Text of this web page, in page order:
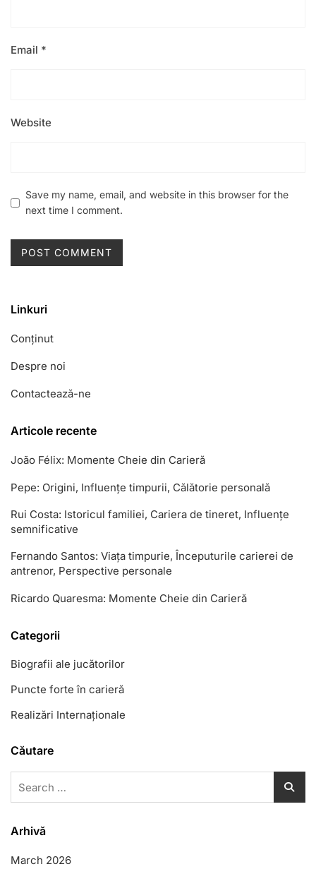
Email *
Website
Save my name, email, and website in this browser for the
next time I comment.
Linkuri
Conținut
Despre noi
Contactează-ne
Articole recente
João Félix: Momente Cheie din Carieră
Pepe: Origini, Influențe timpurii, Călătorie personală
Rui Costa: Istoricul familiei, Cariera de tineret, Influențe
semnificative
Fernando Santos: Viața timpurie, Începuturile carierei de
antrenor, Perspective personale
Ricardo Quaresma: Momente Cheie din Carieră
Categorii
Biografii ale jucătorilor
Puncte forte în carieră
Realizări Internaționale
Căutare
for:
Arhivă
March 2026